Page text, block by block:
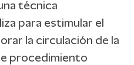
técnica
para estimular el
la circulación de la
procedimiento